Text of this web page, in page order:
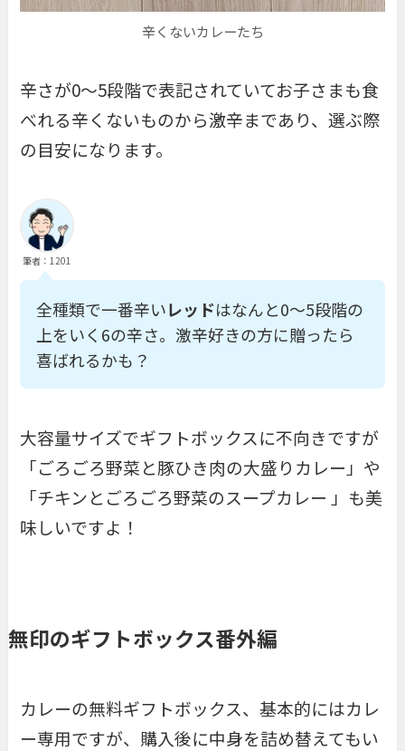
辛くないカレーたち
辛さが0〜5段階で表記されていてお子さまも食
べれる辛くないものから激辛まであり、選ぶ際
の目安になります。
筆者：1201
全種類で一番辛いレッドはなんと0〜5段階の
上をいく6の辛さ。激辛好きの方に贈ったら
喜ばれるかも？
大容量サイズでギフトボックスに不向きですが
「ごろごろ野菜と豚ひき肉の大盛りカレー」や
「チキンとごろごろ野菜のスープカレー 」も美
味しいですよ！
無印のギフトボックス番外編
カレーの無料ギフトボックス、基本的にはカレ
ー専用ですが、購入後に中身を詰め替えてもい